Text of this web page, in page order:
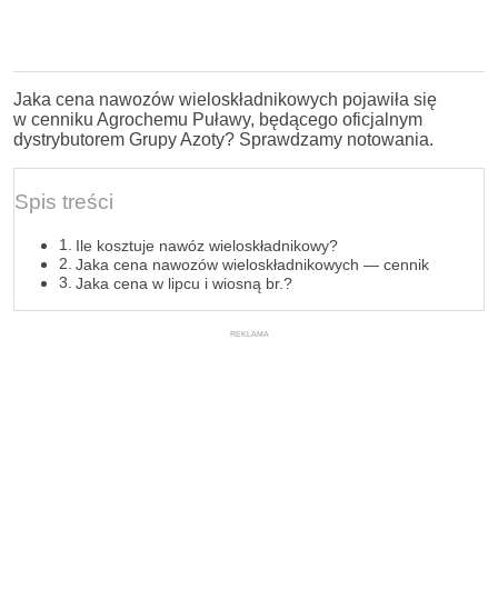
Jaka cena nawozów wieloskładnikowych pojawiła się
w cenniku Agrochemu Puławy, będącego oficjalnym
dystrybutorem Grupy Azoty? Sprawdzamy notowania.
Spis treści
Ile kosztuje nawóz wieloskładnikowy?
Jaka cena nawozów wieloskładnikowych — cennik
Jaka cena w lipcu i wiosną br.?
REKLAMA